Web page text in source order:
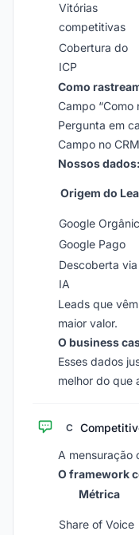
Vitórias
competitivas
Cobertura do
ICP
Como
Campo “Como
Pergunta em
Campo no
Nossos dados:
Origem do
Google
Google Pago
Descoberta via
IA
Leads que
maior valor.
O business
Esses dados
melhor do que
C
A mensuração
O framework
Métrica
Share of Voice